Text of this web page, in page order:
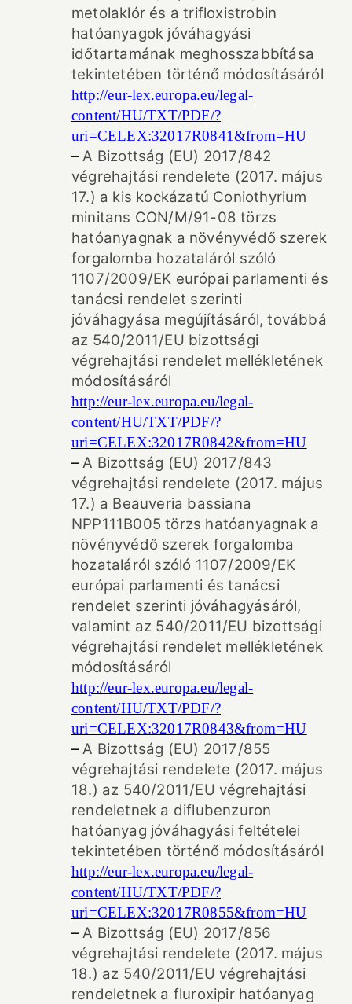
metolaklór és a trifloxistrobin
hatóanyagok jóváhagyási
időtartamának meghosszabbítása
tekintetében történő módosításáról
http://eur-lex.europa.eu/legal-
content/HU/TXT/PDF/?
uri=CELEX:32017R0841&from=HU
– A Bizottság (EU) 2017/842
végrehajtási rendelete (2017. május
17.) a kis kockázatú Coniothyrium
minitans CON/M/91-08 törzs
hatóanyagnak a növényvédő szerek
forgalomba hozataláról szóló
1107/2009/EK európai parlamenti és
tanácsi rendelet szerinti
jóváhagyása megújításáról, továbbá
az 540/2011/EU bizottsági
végrehajtási rendelet mellékletének
módosításáról
http://eur-lex.europa.eu/legal-
content/HU/TXT/PDF/?
uri=CELEX:32017R0842&from=HU
– A Bizottság (EU) 2017/843
végrehajtási rendelete (2017. május
17.) a Beauveria bassiana
NPP111B005 törzs hatóanyagnak a
növényvédő szerek forgalomba
hozataláról szóló 1107/2009/EK
európai parlamenti és tanácsi
rendelet szerinti jóváhagyásáról,
valamint az 540/2011/EU bizottsági
végrehajtási rendelet mellékletének
módosításáról
http://eur-lex.europa.eu/legal-
content/HU/TXT/PDF/?
uri=CELEX:32017R0843&from=HU
– A Bizottság (EU) 2017/855
végrehajtási rendelete (2017. május
18.) az 540/2011/EU végrehajtási
rendeletnek a diflubenzuron
hatóanyag jóváhagyási feltételei
tekintetében történő módosításáról
http://eur-lex.europa.eu/legal-
content/HU/TXT/PDF/?
uri=CELEX:32017R0855&from=HU
– A Bizottság (EU) 2017/856
végrehajtási rendelete (2017. május
18.) az 540/2011/EU végrehajtási
rendeletnek a fluroxipir hatóanyag